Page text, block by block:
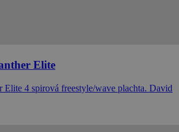
Elite
Elite 4 spirová freestyle/wave plachta. David